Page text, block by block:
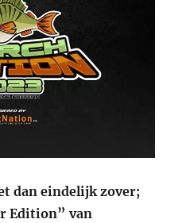
dan eindelijk zover;
Edition” van